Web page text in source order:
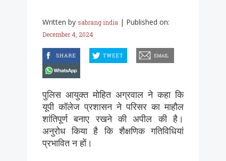
Written by sabrang india | Published on:
December 4, 2024
पुलिस आयुक्त मोहित अग्रवाल ने कहा कि
यूपी कॉलेज प्रशासन ने परिसर का माहौल
शांतिपूर्ण बनाए रखने की अपील की है।
अनुरोध किया है कि शैक्षणिक गतिविधियां
प्रभावित न हों।